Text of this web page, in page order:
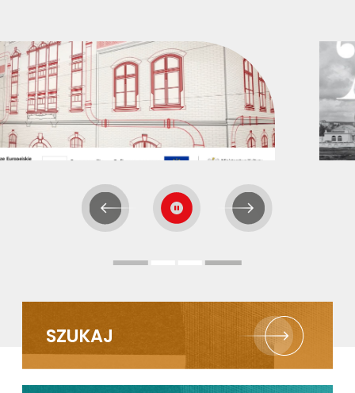
Poprzedni slajd Następny slajd
SZUKAJ